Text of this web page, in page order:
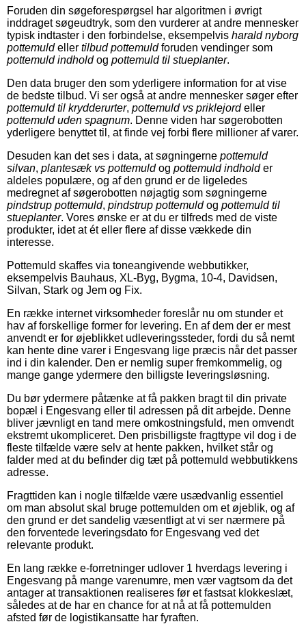
Foruden din søgeforespørgsel har algoritmen i øvrigt
inddraget søgeudtryk, som den vurderer at andre mennesker
typisk indtaster i den forbindelse, eksempelvis harald nyborg
pottemuldeller tilbud pottemuldforuden vendinger som
pottemuld indholdog pottemuld til stueplanter.
Den data bruger den som yderligere information for at vise
de bedste tilbud. Vi ser også at andre mennesker søger efter
pottemuld til krydderurter, pottemuld vs priklejordeller
pottemuld uden spagnum. Denne viden har søgerobotten
yderligere benyttet til, at finde vej forbi flere millioner af varer.
Desuden kan det ses i data, at søgningerne pottemuld
silvan, plantesæk vs pottemuldog pottemuld indholder
aldeles populære, og af den grund er de ligeledes
medregnet af søgerobotten nøjagtig som søgningerne
pindstrup pottemuld, pindstrup pottemuldog pottemuld til
stueplanter. Vores ønske er at du er tilfreds med de viste
produkter, idet at ét eller flere af disse vækkede din
interesse.
Pottemuld skaffes via toneangivende webbutikker,
eksempelvis Bauhaus, XL-Byg, Bygma, 10-4, Davidsen,
Silvan, Stark og Jem og Fix.
En række internet virksomheder foreslår nu om stunder et
hav af forskellige former for levering. En af dem der er mest
anvendt er for øjeblikket udleveringssteder, fordi du så nemt
kan hente dine varer i Engesvang lige præcis når det passer
ind i din kalender. Den er nemlig super fremkommelig, og
mange gange ydermere den billigste leveringsløsning.
Du bør ydermere påtænke at få pakken bragt til din private
bopæl i Engesvang eller til adressen på dit arbejde. Denne
bliver jævnligt en tand mere omkostningsfuld, men omvendt
ekstremt ukompliceret. Den prisbilligste fragttype vil dog i de
fleste tilfælde være selv at hente pakken, hvilket står og
falder med at du befinder dig tæt på pottemuld webbutikkens
adresse.
Fragttiden kan i nogle tilfælde være usædvanlig essentiel
om man absolut skal bruge pottemulden om et øjeblik, og af
den grund er det sandelig væsentligt at vi ser nærmere på
den forventede leveringsdato for Engesvang ved det
relevante produkt.
En lang række e-forretninger udlover 1 hverdags levering i
Engesvang på mange varenumre, men vær vagtsom da det
antager at transaktionen realiseres før et fastsat klokkeslæt,
således at de har en chance for at nå at få pottemulden
afsted før de logistikansatte har fyraften.